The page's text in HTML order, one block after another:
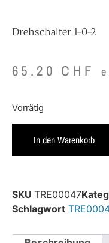
Drehschalter 1-0-2
65.20 CHF
Vorrätig
In den Warenkorb
SKU TRE00047
Schlagwort